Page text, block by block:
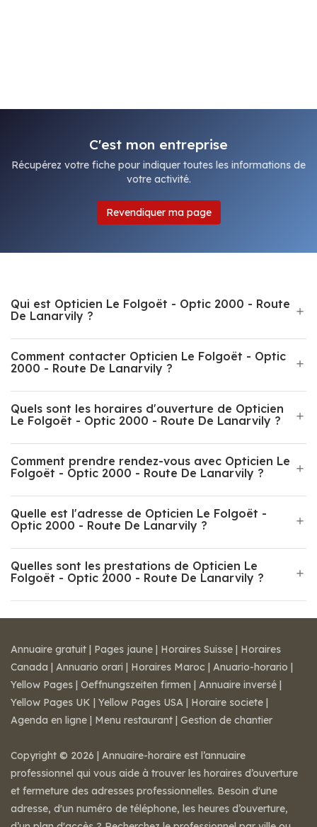
C'est mon entreprise
Récupérez votre fiche pour indiquer toutes les informations de
votre activité.
Revendiquer ma page
Qui est Opticien Le Folgoët - Optic 2000 - Route
De Lanarvily ?
Comment contacter Opticien Le Folgoët - Optic
2000 - Route De Lanarvily ?
Quels sont les horaires d'ouverture de Opticien
Le Folgoët - Optic 2000 - Route De Lanarvily ?
Comment prendre rendez-vous avec Opticien Le
Folgoët - Optic 2000 - Route De Lanarvily ?
Quelle est l'adresse de Opticien Le Folgoët -
Optic 2000 - Route De Lanarvily ?
Quelles sont les prestations de Opticien Le
Folgoët - Optic 2000 - Route De Lanarvily ?
Annuaire gratuit | Pages jaune | Horaires Suisse | Horaires
Canada | Annuario orari | Horaires Maroc | Anuario-horario |
Yellow Pages | Oeffnungszeiten firmen | Annuaire inversé |
Yellow Pages UK | Yellow Pages USA | Horaire societe |
Agenda en ligne | Menu restaurant | Gestion de chantier
Copyright © 2026 | Annuaire-horaire est l’annuaire
professionnel qui vous aide à trouver les horaires d’ouverture
et fermeture des adresses professionnelles. Besoin d'une
adresse, d'un numéro de téléphone, les heures d’ouverture,